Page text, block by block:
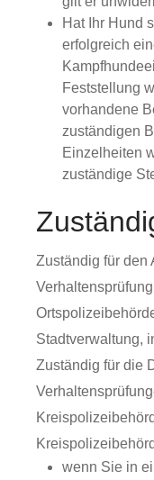
Hat Ihr Hund
erfolgreich
Feststellung
vorhandene
zuständigen
Einzelheiten
zuständige
Zuständig für den
Stadtverwaltung,
Zuständig für die
wenn Sie in